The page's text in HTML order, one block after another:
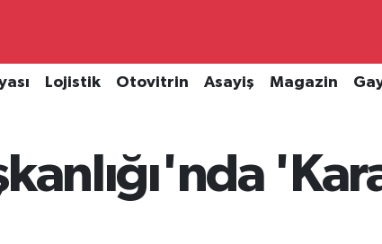
Lojistik Otovitrin Asayiş Magazin